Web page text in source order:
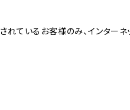
れているお客様のみ、インターネ